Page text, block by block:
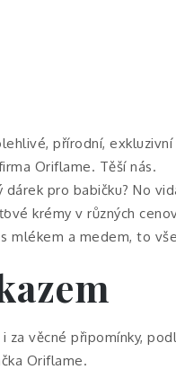
přírodní, exkluzivní
Oriflame. Těší nás.
pro babičku? No
krémy v různých
mlékem a medem, to
za věcné připomínky,
Oriflame.